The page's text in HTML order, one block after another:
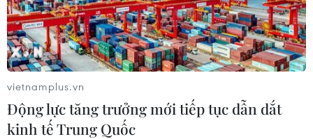
RSS
Hỗ trợ
Ngôn ngữ
TTXVN
Dịch vụ tin
Quảng cáo
Liên hệ
vietnamplus.vn
Động lực tăng trưởng mới tiếp tục dẫn dắt
kinh tế Trung Quốc